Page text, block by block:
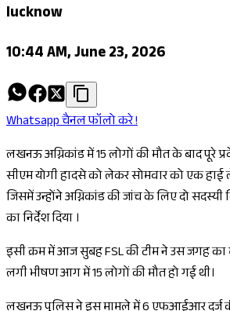
lucknow
10:44 AM, June 23, 2026
Whatsapp चैनल फॉलो करे !
लखनऊ अग्निकांड में 15 लोगों की मौत के बाद पूरे
सीएम योगी हादसे को लेकर सोमवार को एक हाई
जिसमें उन्होंने अग्निकांड की जांच के लिए दो
का निर्देश दिया ।
इसी क्रम में आज सुबह FSL की टीम ने उस जगह
लगी भीषण आग में 15 लोगों की मौत हो गई थी।